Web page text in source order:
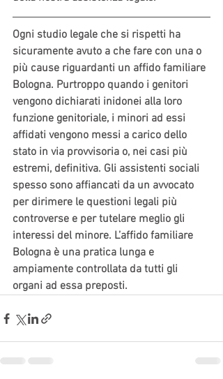
Ogni studio legale che si rispetti ha
sicuramente avuto a che fare con una o
più cause riguardanti un affido familiare
Bologna. Purtroppo quando i genitori
vengono dichiarati inidonei alla loro
funzione genitoriale, i minori ad essi
affidati vengono messi a carico dello
stato in via provvisoria o, nei casi più
estremi, definitiva. Gli assistenti sociali
spesso sono affiancati da un avvocato
per dirimere le questioni legali più
controverse e per tutelare meglio gli
interessi del minore. L’affido familiare
Bologna è una pratica lunga e
ampiamente controllata da tutti gli
organi ad essa preposti.